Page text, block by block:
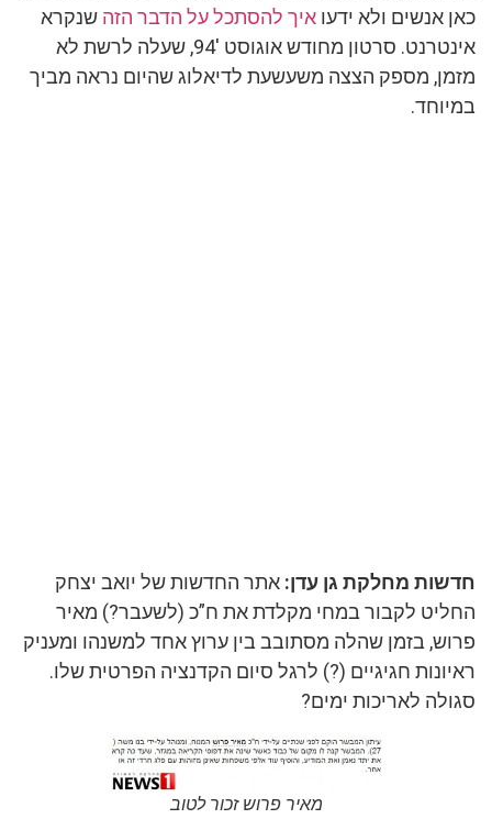
כאן אנשים ולא ידעו איך להסתכל על הדבר הזה שנקרא
אינטרנט. סרטון מחודש אוגוסט 94′, שעלה לרשת לא
מזמן, מספק הצצה משעשעת לדיאלוג שהיום נראה מביך
במיוחד.
חדשות מחלקת גן עדן: אתר החדשות של יואב יצחק
החליט לקבור במחי מקלדת את ח”כ (לשעבר?) מאיר
פרוש, בזמן שהלה מסתובב בין ערוץ אחד למשנהו ומעניק
ראיונות חגיגיים (?) לרגל סיום הקדנציה הפרטית שלו.
סגולה לאריכות ימים?
מאיר פרוש זכור לטוב